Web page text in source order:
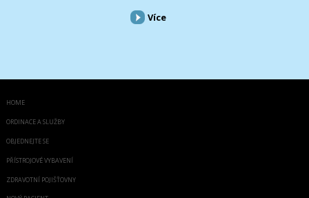
Více
HOME
ORDINACE A SLUŽBY
OBJEDNEJTE SE
PŘÍSTROJOVÉ VYBAVENÍ
ZDRAVOTNÍ POJIŠŤOVNY